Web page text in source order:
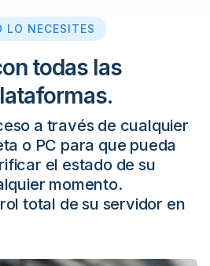
LO NECESITES
todas las
a través de cualquier
o PC para que pueda
el estado de su
momento.
total de su servidor en